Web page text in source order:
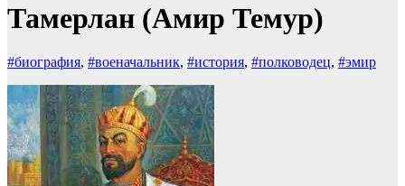
Тамерлан (Амир Темур)
#биография, #военачальник, #история, #полководец, #эмир